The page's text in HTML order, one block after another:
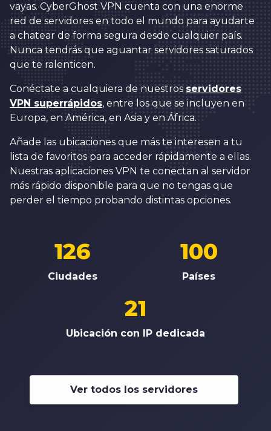
vayas. CyberGhost VPN cuenta con una enorme
red de servidores en todo el mundo para ayudarte
a chatear de forma segura desde cualquier país.
Nunca tendrás que aguantar servidores saturados
que te ralenticen.
Conéctate a cualquiera de nuestros servidores
VPN superrápidos, entre los que se incluyen en
Europa, en América, en Asia y en África.
Añade las ubicaciones que más te interesen a tu
lista de favoritos para acceder rápidamente a ellas.
Nuestras aplicaciones VPN te conectan al servidor
más rápido disponible para que no tengas que
perder el tiempo probando distintas opciones.
Ciudades
126
Países
100
Ubicación con IP dedicada
21
Ver todos los servidores